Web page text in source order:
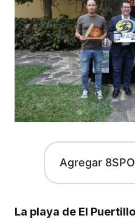
Agregar
La playa de El